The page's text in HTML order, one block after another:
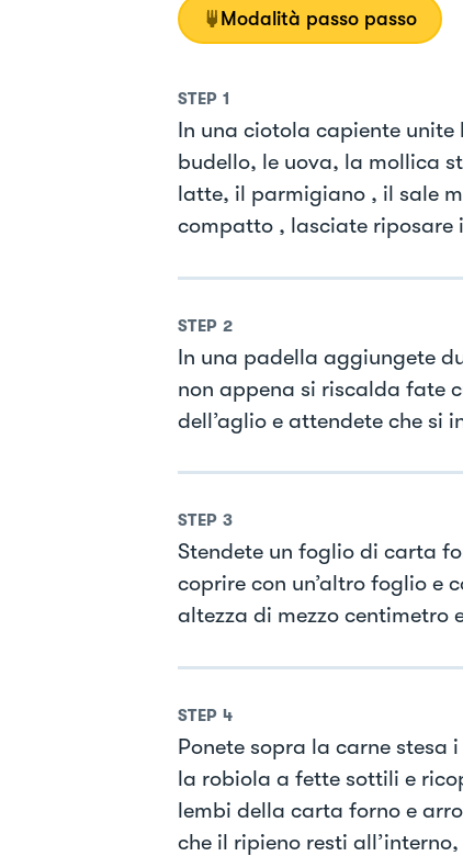
Modalità passo passo
STEP 1
In una ciotola capiente
budello, le uova, la mollica
latte, il parmigiano , il sale
compatto , lasciate
STEP 2
In una padella aggiungete
non appena si riscalda fate
dell’aglio e attendete che si
STEP 3
Stendete un foglio di carta
coprire con un’altro foglio e
altezza di mezzo centimetro
STEP 4
Ponete sopra la carne
la robiola a fette sottili e
lembi della carta forno e
che il ripieno resti